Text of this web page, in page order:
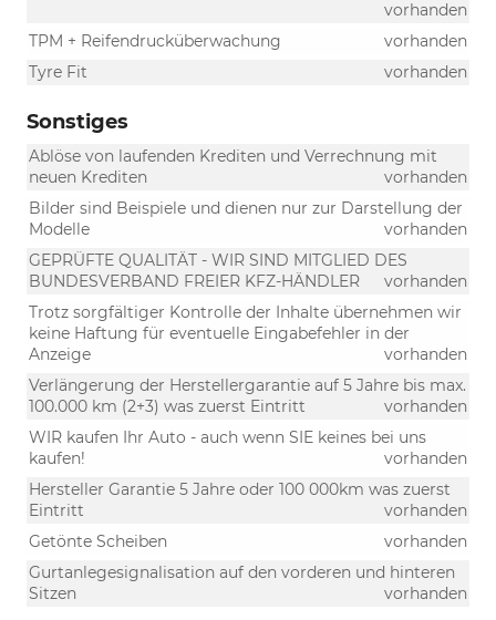
vorhanden
TPM + Reifendrucküberwachung
vorhanden
Tyre Fit
vorhanden
Sonstiges
Ablöse von laufenden Krediten und Verrechnung mit
neuen Krediten
vorhanden
Bilder sind Beispiele und dienen nur zur Darstellung der
Modelle
vorhanden
GEPRÜFTE QUALITÄT - WIR SIND MITGLIED DES
BUNDESVERBAND FREIER KFZ-HÄNDLER
vorhanden
Trotz sorgfältiger Kontrolle der Inhalte übernehmen wir
keine Haftung für eventuelle Eingabefehler in der
Anzeige
vorhanden
Verlängerung der Herstellergarantie auf 5 Jahre bis max.
100.000 km (2+3) was zuerst Eintritt
vorhanden
WIR kaufen Ihr Auto - auch wenn SIE keines bei uns
kaufen!
vorhanden
Hersteller Garantie 5 Jahre oder 100 000km was zuerst
Eintritt
vorhanden
Getönte Scheiben
vorhanden
Gurtanlegesignalisation auf den vorderen und hinteren
Sitzen
vorhanden